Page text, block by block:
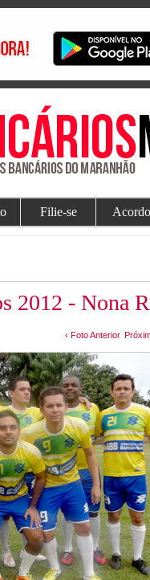
Filie-se
2012 - Nona
‹ Foto Anterior